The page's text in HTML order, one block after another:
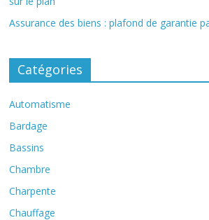
Assurance des biens : plafond de garantie
Catégories
Automatisme
Bardage
Bassins
Chambre
Charpente
Chauffage